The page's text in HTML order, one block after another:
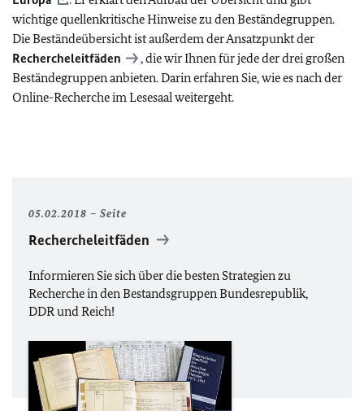
wichtige quellenkritische Hinweise zu den Beständegruppen.
Die Beständeübersicht ist außerdem der Ansatzpunkt der
Rechercheleitfäden
, die wir Ihnen für jede der drei großen
Beständegruppen anbieten. Darin erfahren Sie, wie es nach der
Online-Recherche im Lesesaal weitergeht.
05.02.2018 Seite
Rechercheleitfäden
Informieren Sie sich über die besten Strategien zu
Recherche in den Bestandsgruppen Bundesrepublik,
DDRund Reich!